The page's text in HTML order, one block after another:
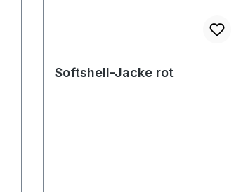
Softshell-Jacke rot